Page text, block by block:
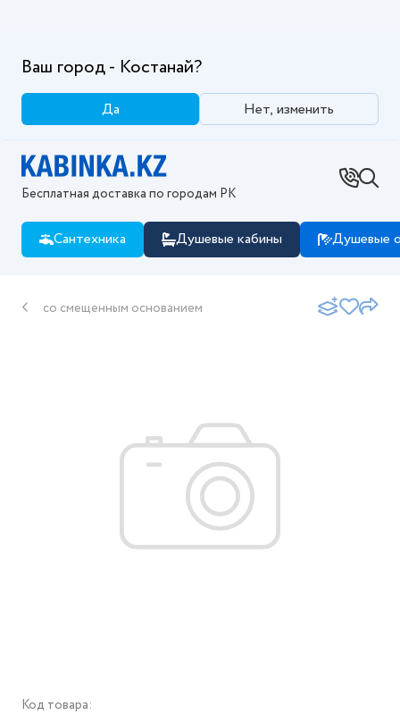
Ваш город - Костанай?
Да Нет, изменить
Бесплатная доставка по городам РК
Сантехника Душевые кабины Душевые
со смещенным основанием
Код товара: